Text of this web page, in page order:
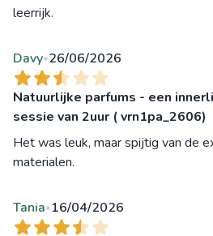
leerrijk.
Davy•26/06/2026
Natuurlijke parfums - een
sessie van 2uur ( vrn1pa_2606)
Het was leuk, maar spijtig van de
materialen.
Tania•16/04/2026